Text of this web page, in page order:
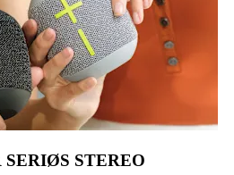
SERIØS STEREO